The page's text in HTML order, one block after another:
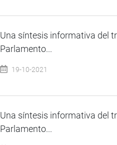
Una síntesis informativa del
Parlamento...
19-10-2021
Una síntesis informativa del
Parlamento...